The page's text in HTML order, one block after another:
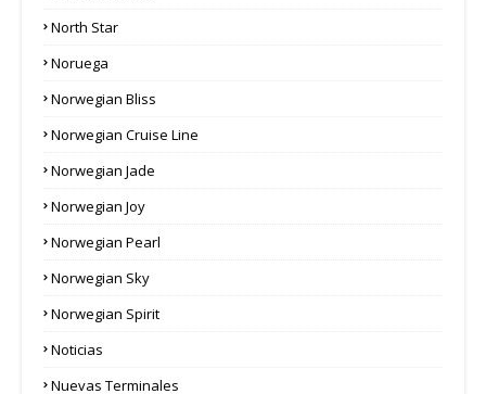
North Star
Noruega
Norwegian Bliss
Norwegian Cruise Line
Norwegian Jade
Norwegian Joy
Norwegian Pearl
Norwegian Sky
Norwegian Spirit
Noticias
Nuevas Terminales